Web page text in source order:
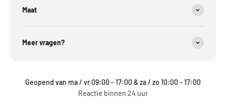
Maat
Meer vragen?
Geopend van ma / vr 09:00 - 17:00 & za / zo 10:00 - 17:00
Reactie binnen 24 uur